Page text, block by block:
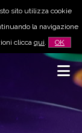
sito utilizza cookie
la navigazione
clicca qui. OK